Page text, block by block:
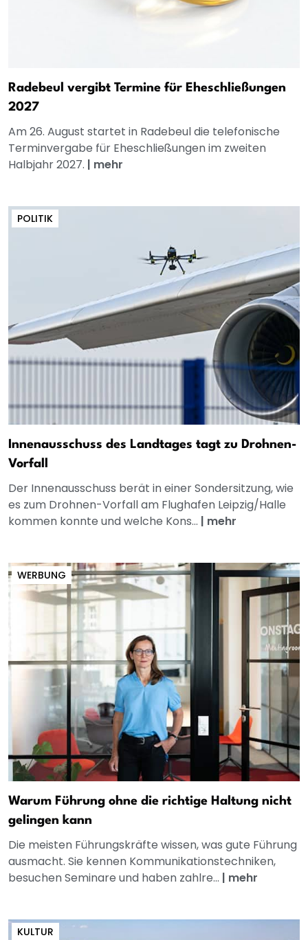
Radebeul vergibt Termine für Eheschließungen
2027
Am 26. August startet in Radebeul die telefonische
Terminvergabe für Eheschließungen im zweiten
Halbjahr 2027. | mehr
POLITIK
Innenausschuss des Landtages tagt zu Drohnen-
Vorfall
Der Innenausschuss berät in einer Sondersitzung, wie
es zum Drohnen-Vorfall am Flughafen Leipzig/Halle
kommen konnte und welche Kons... | mehr
WERBUNG
Warum Führung ohne die richtige Haltung nicht
gelingen kann
Die meisten Führungskräfte wissen, was gute Führung
ausmacht. Sie kennen Kommunikationstechniken,
besuchen Seminare und haben zahlre... | mehr
KULTUR